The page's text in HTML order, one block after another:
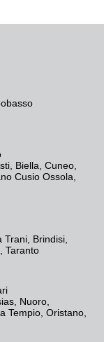
Biella Cuneo
Cusio Ossola
Trani Brindisi
Taranto
Nuoro
Tempio Oristano